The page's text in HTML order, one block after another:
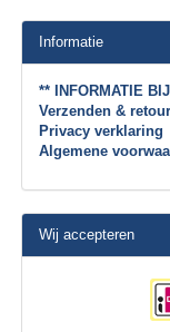
Informatie
** INFORMATIE
Verzenden &
Privacy verklaring
Algemene
Wij accepteren